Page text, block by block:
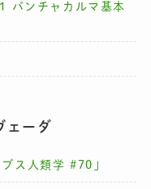
パンチャカルマ基本
ェーダ
ス人類学 #70」